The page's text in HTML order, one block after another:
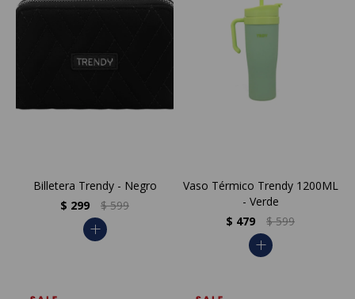
Billetera Trendy - Negro
$ 299 $ 599
add
Vaso Térmico Trendy 1200ML
- Verde
$ 479 $ 599
add